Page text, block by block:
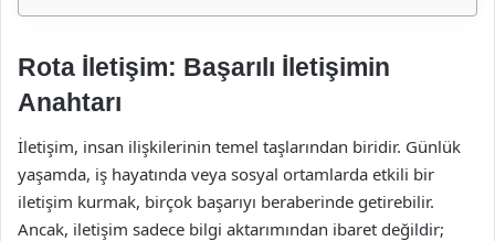
Rota İletişim: Başarılı İletişimin
Anahtarı
İletişim, insan ilişkilerinin temel taşlarından biridir. Günlük
yaşamda, iş hayatında veya sosyal ortamlarda etkili bir
iletişim kurmak, birçok başarıyı beraberinde getirebilir.
Ancak, iletişim sadece bilgi aktarımından ibaret değildir;